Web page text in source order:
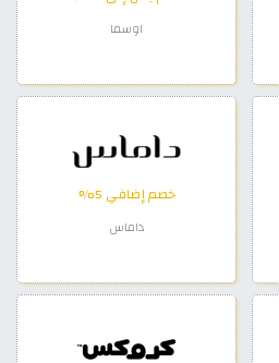
اوسما
خصم إضافي 5%
داماس